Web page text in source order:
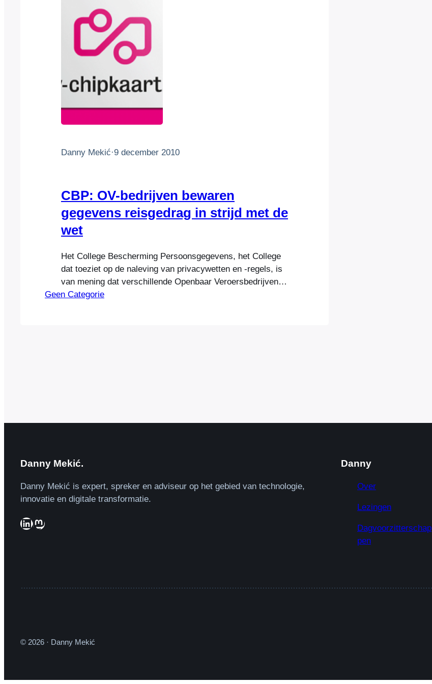
Danny Mekić·9 december 2010
CBP: OV-bedrijven bewaren
gegevens reisgedrag in strijd met de
wet
Het College Bescherming Persoonsgegevens, het College
dat toeziet op de naleving van privacywetten en -regels, is
van mening dat verschillende Openbaar Veroersbedrijven
schuldig zijn aan het bewaren van reisgegevens van
Geen Categorie
Danny Mekić.
Danny Mekić is expert, spreker en adviseur op het gebied van technologie,
innovatie en digitale transformatie.
LinkedIn Mastodon
Danny
Over
Lezingen
Dagvoorzitterschap
pen
© 2026 · Danny Mekić